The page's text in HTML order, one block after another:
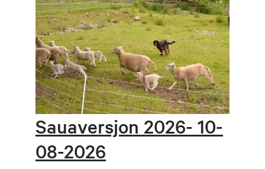
Sauaversjon 2026- 10-
08-2026